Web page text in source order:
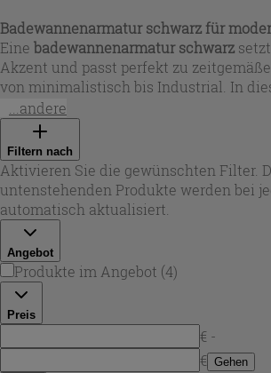
Badewannenarmatur schwarz für
Eine badewannenarmatur schwarz
Akzent und passt perfekt zu
von minimalistisch bis Industrial. In
Sieschwarze badewannen armaturen
Oberfläche sowie Varianten in
Mirror-Look. Je nach Stil wählen Sie
Formen oder markante, eckige Designs.
stehen dabei langlebige Materialien wie
nach Ausführung auch Edelstahl) im
Armatur, die optisch überzeugt und im
...andere
Filtern nach
Aktivieren Sie die gewünschten Filter.
untenstehenden Produkte werden bei
automatisch aktualisiert.
Angebot
Produkte im Angebot (4)
Preis
€ -
€ Gehen